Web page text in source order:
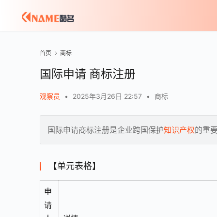
首页 商标
国际申请 商标注册
观察员 • 2025年3月26日 22:57 • 商标
国际申请商标注册是企业跨国保护知识产权的重
【单元表格】
申
请